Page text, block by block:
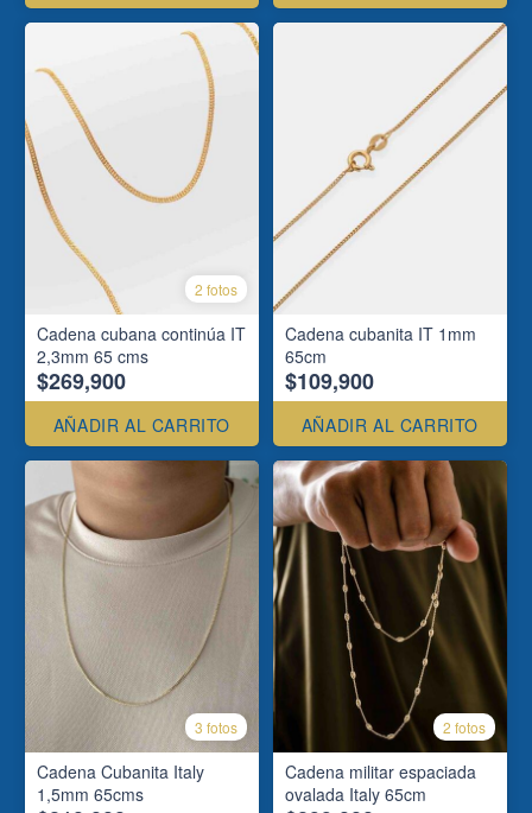
2 fotos
Cadena cubana continúa IT
2,3mm 65 cms
$269,900
AÑADIR AL CARRITO
Cadena cubanita IT 1mm
65cm
$109,900
AÑADIR AL CARRITO
3 fotos
Cadena Cubanita Italy
1,5mm 65cms
2 fotos
Cadena militar espaciada
ovalada Italy 65cm